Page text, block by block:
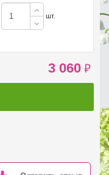
шт.
3 060 ₽